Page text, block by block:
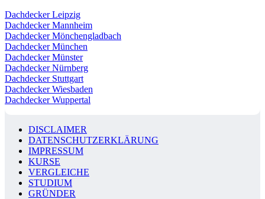
Dachdecker Leipzig
Dachdecker Mannheim
Dachdecker Mönchengladbach
Dachdecker München
Dachdecker Münster
Dachdecker Nürnberg
Dachdecker Stuttgart
Dachdecker Wiesbaden
Dachdecker Wuppertal
DISCLAIMER
DATENSCHUTZERKLÄRUNG
IMPRESSUM
KURSE
VERGLEICHE
STUDIUM
GRÜNDER